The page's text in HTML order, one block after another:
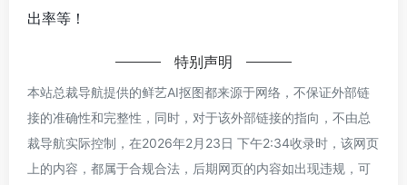
出率等！
特别声明
本站总裁导航提供的鲜艺AI抠图都来源于网络，不保证外部链
接的准确性和完整性，同时，对于该外部链接的指向，不由总
裁导航实际控制，在2026年2月23日 下午2:34收录时，该网页
上的内容，都属于合规合法，后期网页的内容如出现违规，可